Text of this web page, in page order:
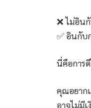
❌ ไม่อิน
✅ อินกับ
นี่คือการ
คุณอยาก
อาจไม่มี